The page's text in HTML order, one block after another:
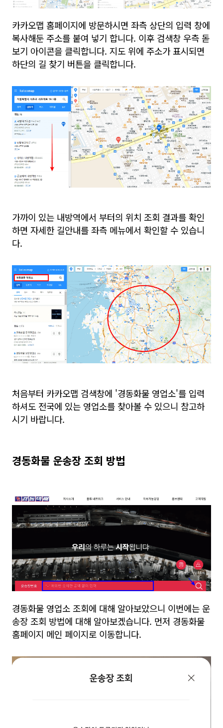
카카오맵 홈페이지에 방문하시면 좌측 상단의 입력 창에
복사해둔 주소를 붙여 넣기 합니다. 이후 검색창 우측 돋
보기 아이콘을 클릭합니다. 지도 위에 주소가 표시되면
하단의 길 찾기 버튼을 클릭합니다.
가까이 있는 내방역에서 부터의 위치 조회 결과를 확인
하면 자세한 길안내를 좌측 메뉴에서 확인할 수 있습니
다.
처음부터 카카오맵 검색창에 '경동화물 영업소'를 입력
하셔도 전국에 있는 영업소를 찾아볼 수 있으니 참고하
시기 바랍니다.
경동화물 운송장 조회 방법
경동화물 영업소 조회에 대해 알아보았으니 이번에는 운
송장 조회 방법에 대해 알아보겠습니다. 먼저 경동화물
홈페이지 메인 페이지로 이동합니다.